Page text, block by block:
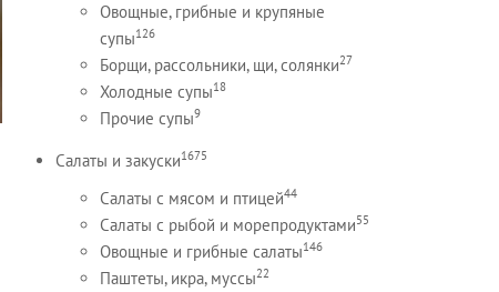
Овощные, грибные и крупяные
супы126
Борщи, рассольники, щи, солянки27
Холодные супы18
Прочие супы9
Салаты и закуски1675
Салаты с мясом и птицей44
Салаты с рыбой и морепродуктами55
Овощные и грибные салаты146
Паштеты, икра, муссы22